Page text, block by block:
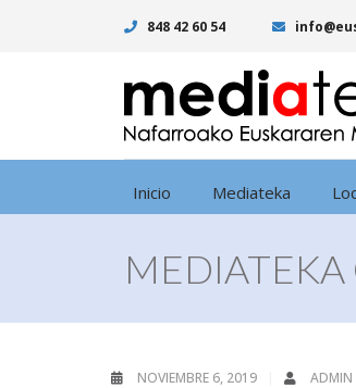
848 42 60 54
Inicio Mediateka
NOVIEMBRE 6, 2019 ADMIN